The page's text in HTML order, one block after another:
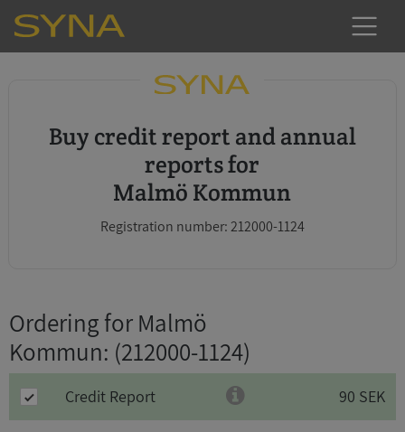
Buy credit report and annual
reports for
Malmö Kommun
Registration number: 212000-1124
Ordering for Malmö
Kommun: (212000-1124)
Credit Report 90 SEK